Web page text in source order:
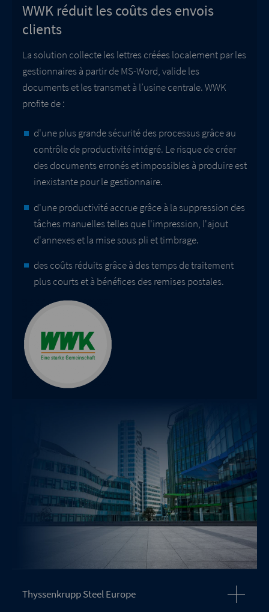
WWK réduit les coûts des envois
clients
La solution collecte les lettres créées localement par les
gestionnaires à partir de MS-Word, valide les
documents et les transmet à l’usine centrale. WWK
profite de :
d'une plus grande sécurité des processus grâce au
contrôle de productivité intégré. Le risque de créer
des documents erronés et impossibles à produire est
inexistante pour le gestionnaire.
d'une productivité accrue grâce à la suppression des
tâches manuelles telles que l'impression, l'ajout
d'annexes et la mise sous pli et timbrage.
des coûts réduits grâce à des temps de traitement
plus courts et à bénéfices des remises postales.
Thyssenkrupp Steel Europe